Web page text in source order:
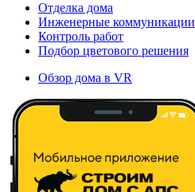
Отделка дома
Инженерные коммуникации
Контроль работ
Подбор цветового решения
Обзор дома в VR